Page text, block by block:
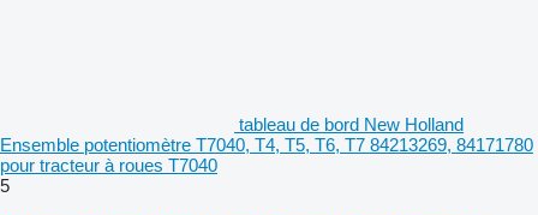
tableau de bord New Holland
Ensemble potentiomètre T7040, T4, T5, T6, T7 84213269, 84171780
pour tracteur à roues T7040
5